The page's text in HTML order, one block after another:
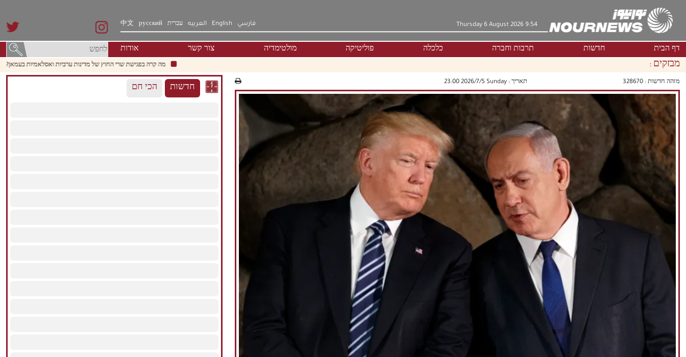
Thursday 6 August 2026 9:54 فارسي English العربيه עברית русский
中文
דף הבית חדשות תרבות וחברה כלכלה פוליטיקה מולטימדיה צור קשר אודות
מבזקים : מה קרה בפגישת שרי החוץ של מדינות ערביות ואסלאמיות בעמאן?
מזהה חדשות : 328670 תאריך : ‫‫Sunday‬‬ 2026/7/5 23:00
חדשות הכי חם